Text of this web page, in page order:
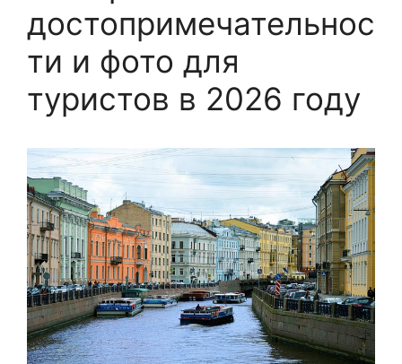
достопримечательнос
ти и фото для
туристов в 2026 году